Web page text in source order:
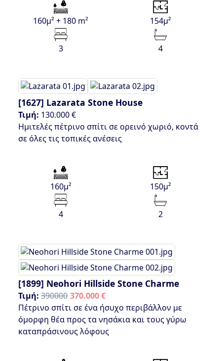
160μ² + 180 m² 154μ²
3 4
[1627] Lazarata Stone House
Τιμή: 130.000 €
Ημιτελές πέτρινο σπίτι σε ορεινό χωριό, κοντά
σε όλες τις τοπικές ανέσεις
160μ² 150μ²
4 2
[1899] Neohori Hillside Stone Charme
Τιμή: 390000 370.000 €
Πέτρινο σπίτι σε ένα ήσυχο περιβάλλον με
όμορφη θέα προς τα νησάκια και τους γύρω
καταπράσινους λόφους